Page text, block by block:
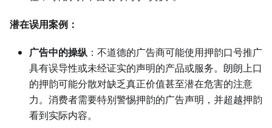
潜在误用案例：
广告中的操纵 ：不道德的广告商可能使用押韵口号推广
具有误导性或未经证实的声明的产品或服务。朗朗上口
的押韵可能分散对缺乏真正价值甚至潜在危害的注意
力。消费者需要特别警惕押韵的广告声明，并超越押韵
看到实际内容。